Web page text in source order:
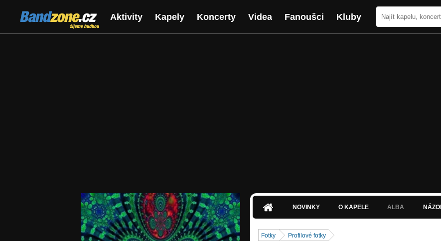
Bandzone.cz
žijeme hudbou
Aktivity Kapely Koncerty Videa Fanoušci Kluby
NOVINKY O KAPELE ALBA
Fotky Profilové fotky